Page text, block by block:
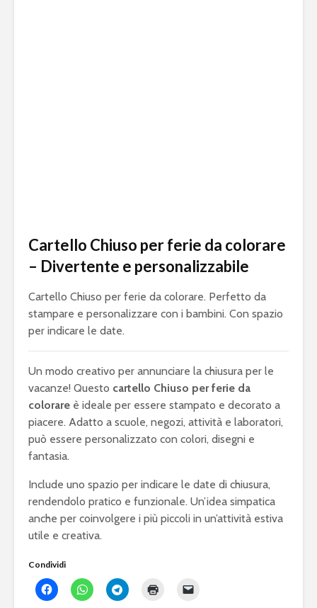
Cartello Chiuso per ferie da colorare
– Divertente e personalizzabile
Cartello Chiuso per ferie da colorare. Perfetto da
stampare e personalizzare con i bambini. Con spazio
per indicare le date.
Un modo creativo per annunciare la chiusura per le
vacanze! Questo cartello Chiuso per ferie da
colorare è ideale per essere stampato e decorato a
piacere. Adatto a scuole, negozi, attività e laboratori,
può essere personalizzato con colori, disegni e
fantasia.
Include uno spazio per indicare le date di chiusura,
rendendolo pratico e funzionale. Un’idea simpatica
anche per coinvolgere i più piccoli in un’attività estiva
utile e creativa.
Condividi